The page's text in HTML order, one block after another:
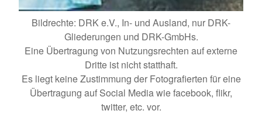
Bildrechte: DRK e.V., In- und Ausland, nur DRK-
Gliederungen und DRK-GmbHs.
Eine Übertragung von Nutzungsrechten auf externe
Dritte ist nicht statthaft.
Es liegt keine Zustimmung der Fotografierten für eine
Übertragung auf Social Media wie facebook, flikr,
twitter, etc. vor.